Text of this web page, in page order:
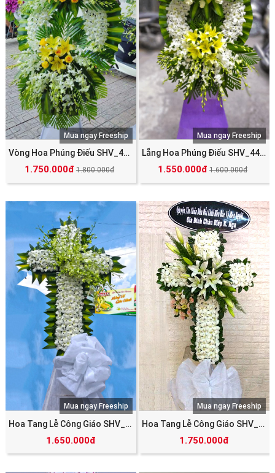
Vòng Hoa Phúng Điếu SHV_4496
1.750.000đ 1.800.000đ
Mua ngay Freeship
Lẵng Hoa Phúng Điếu SHV_4497
1.550.000đ 1.600.000đ
Mua ngay Freeship
Hoa Tang Lễ Công Giáo SHV_5570
1.650.000đ
Mua ngay Freeship
Hoa Tang Lễ Công Giáo SHV_5573
1.750.000đ
Mua ngay Freeship